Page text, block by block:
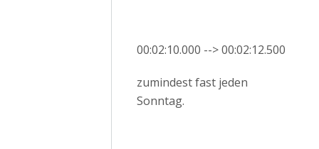
00:02:10.000 --> 00:02:12.500
zumindest fast jeden
Sonntag.